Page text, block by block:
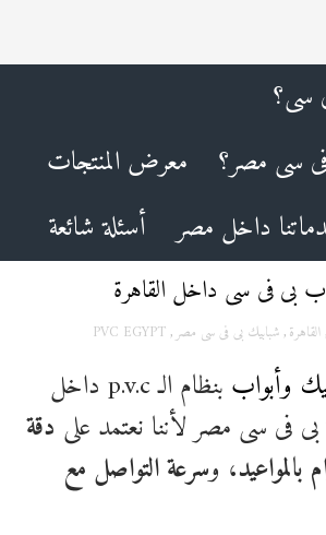
سى؟
فى سى مصر؟
معرض المنتجات
داخل مصر
أسئلة شائعة
بى فى سى داخل القاهرة
القاهرة, شبابيك بى فى سى مصر ,
PVC EGYPT
وأبواب
بنظام الـ p.v.c داخل
فى سى مصر ﻷننا نعتمد على دقة
بالمواعيد، وسرعة التواصل مع